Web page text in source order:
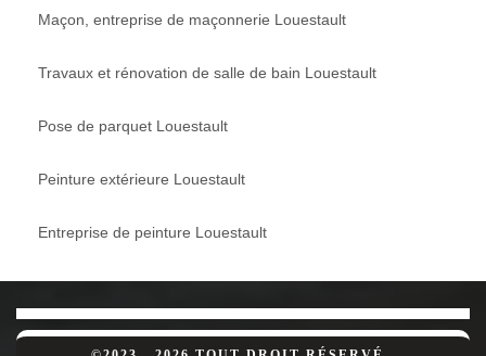
Maçon, entreprise de maçonnerie Louestault
Travaux et rénovation de salle de bain Louestault
Pose de parquet Louestault
Peinture extérieure Louestault
Entreprise de peinture Louestault